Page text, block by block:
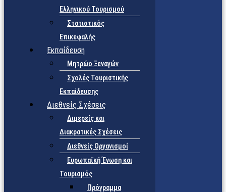
Ελληνικού Τουρισμού
Στατιστικός
Επικεφαλής
Εκπαίδευση
Μητρώο Ξεναγών
Σχολές Τουριστικής
Εκπαίδευσης
Διεθνείς Σχέσεις
Διμερείς και
Διακρατικές Σχέσεις
Διεθνείς Οργανισμοί
Ευρωπαϊκή Ένωση και
Τουρισμός
Πρόγραμμα